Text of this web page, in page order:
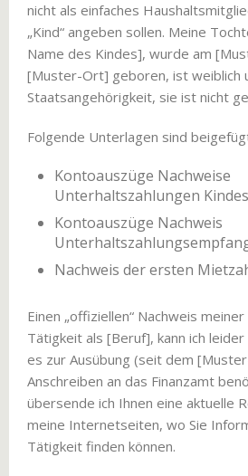
nicht als einfaches
„Kind“ angeben sollen. Meine
Name des Kindes], wurde am
[Muster-Ort] geboren, ist weiblich
Staatsangehörigkeit, sie ist nicht
Folgende Unterlagen sind
Kontoauszüge Nachweise
Unterhaltszahlungen
Kontoauszüge Nachweis
Nachweis der ersten
Einen „offiziellen“ Nachweis
Tätigkeit als [Beruf], kann ich
es zur Ausübung (seit dem
Anschreiben an das Finanzamt
übersende ich Ihnen eine aktuelle
meine Internetseiten, wo Sie
Tätigkeit finden können.